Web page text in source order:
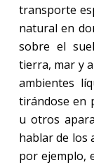
transporte
natural en
sobre el
tierra, mar y
ambientes
tirándose en
u otros
hablar de los
por ejemplo,